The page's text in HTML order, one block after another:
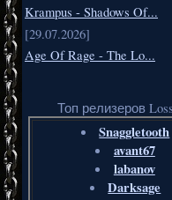
Krampus - Shadows Of...
[29.07.2026]
Age Of Rage - The Lo...
Топ релизеров
Snaggletooth
avant67
labanov
Darksage